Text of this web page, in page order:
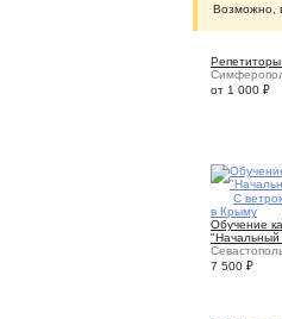
Возможно,
от 1 000 ₽
С
в Крыму
Обучение
"Начальный
7 500 ₽